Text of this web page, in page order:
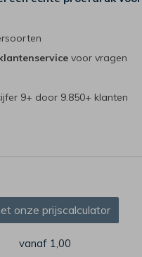
voor vragen
9+ door 9.850+ klanten
onze prijscalculator
vanaf 1,00